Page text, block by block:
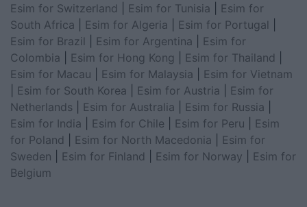
Esim for Switzerland
Esim for Tunisia
Esim for
South Africa
Esim for Algeria Esim for Portugal
Esim for Brazil
Esim for Argentina
Esim for
Colombia
Esim for Hong Kong Esim for Thailand
Esim for Macau
Esim for Malaysia
Esim for Vietnam
Esim for South Korea Esim for Austria
Esim for
Netherlands
Esim for Australia Esim for Russia
Esim for India
Esim for Chile Esim for Peru
Esim
for Poland
Esim for North Macedonia
Esim for
Sweden
Esim for Finland Esim for Norway
Esim for
Belgium